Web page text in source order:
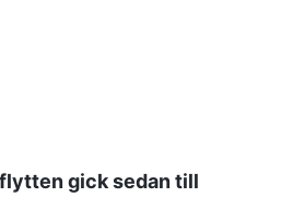
gick sedan till